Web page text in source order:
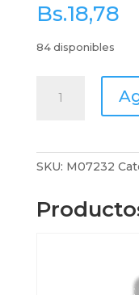
Bs.18,78
84 disponibles
PEDIATRICO
SKU: M07232